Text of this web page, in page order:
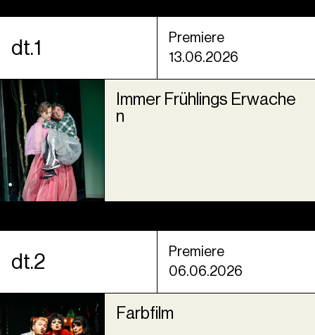
dt.1
Premiere
13.06.2026
Immer Frühlings Erwache
n
dt.2
Premiere
06.06.2026
Farbfilm